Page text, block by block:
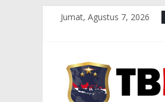
Jumat, Agustus 7, 2026